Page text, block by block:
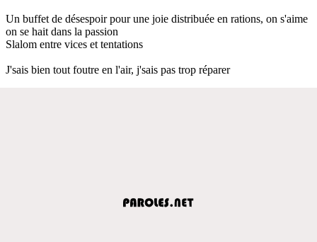
Un buffet de désespoir pour une joie distribuée en rations, on s'aime
on se hait dans la passion
Slalom entre vices et tentations
J'sais bien tout foutre en l'air, j'sais pas trop réparer